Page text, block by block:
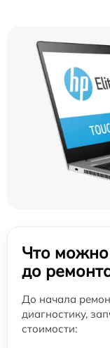
Что можно
до
До начала
диагностику,
стоимости: